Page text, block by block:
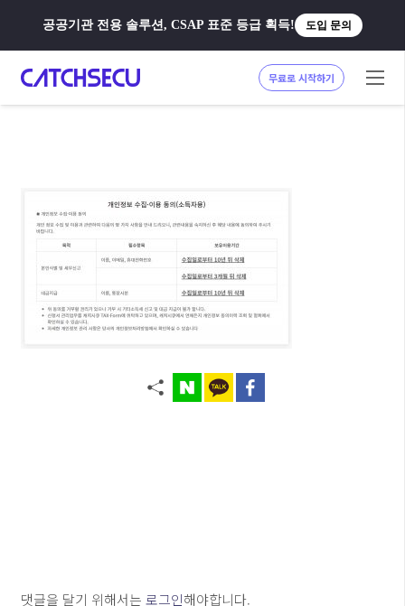
공공기관 전용 솔루션, CSAP 표준 등급 획득! 도입 문의
무료로 시작하기
댓글을 달기 위해서는 로그인해야합니다.